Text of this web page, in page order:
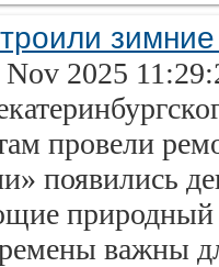
2025
провели
появились
природный
важны